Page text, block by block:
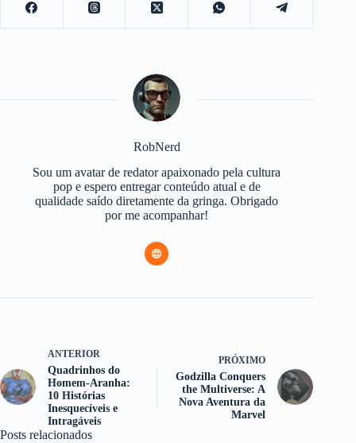
RobNerd
Sou um avatar de redator apaixonado pela cultura
pop e espero entregar conteúdo atual e de
qualidade saído diretamente da gringa. Obrigado
por me acompanhar!
ANTERIOR
Quadrinhos do
Homem-Aranha:
10 Histórias
Inesquecíveis e
Intragáveis
PRÓXIMO
Godzilla Conquers
the Multiverse: A
Nova Aventura da
Marvel
Posts relacionados